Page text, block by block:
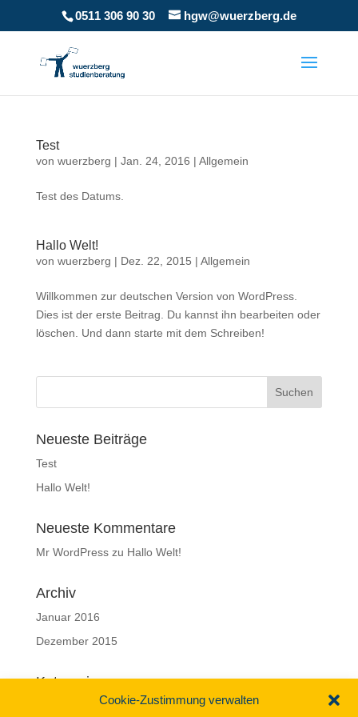
Cookie-Zustimmung verwalten
0511 306 90 30 hgw@wuerzberg.de
Test
von wuerzberg | Jan. 24, 2016 | Allgemein
Test des Datums.
Hallo Welt!
von wuerzberg | Dez. 22, 2015 | Allgemein
Willkommen zur deutschen Version von WordPress.
Dies ist der erste Beitrag. Du kannst ihn bearbeiten oder
löschen. Und dann starte mit dem Schreiben!
Neueste Beiträge
Test
Hallo Welt!
Neueste Kommentare
Mr WordPresszu Hallo Welt!
Archiv
Januar 2016
Dezember 2015
Kategorien